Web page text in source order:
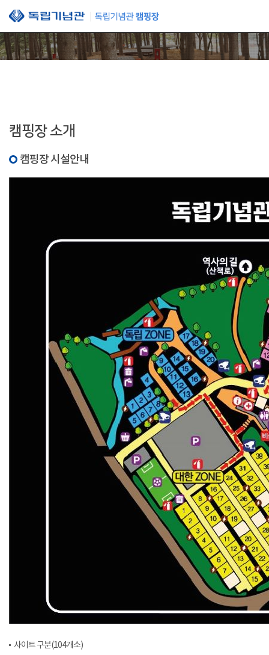
본문 바로가기
캠핑장 소개
캠핑장 시설안내
사이트 구분(104개소)